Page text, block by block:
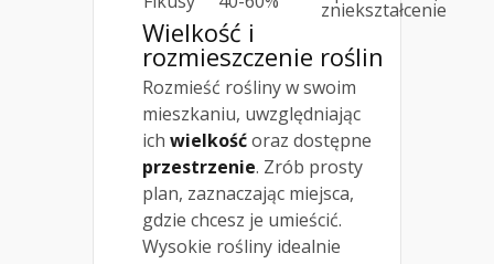
zniekształcenie
Wielkość i
rozmieszczenie roślin
Rozmieść rośliny w swoim
mieszkaniu, uwzględniając
ich wielkośćoraz dostępne
przestrzenie. Zrób prosty
plan, zaznaczając miejsca,
gdzie chcesz je umieścić.
Wysokie rośliny idealnie